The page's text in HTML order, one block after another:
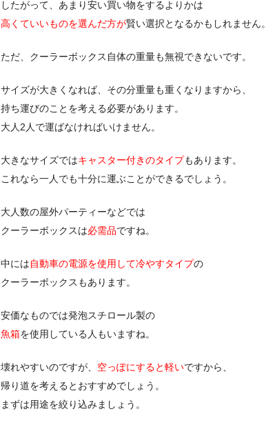
したがって、あまり安い買い物をするよりかは
高くていいものを選んだ方が賢い選択となるかもしれません。
ただ、クーラーボックス自体の重量も無視できないです。
サイズが大きくなれば、その分重量も重くなりますから、
持ち運びのことを考える必要があります。
大人2人で運ばなければいけません。
大きなサイズではキャスター付きのタイプもあります。
これなら一人でも十分に運ぶことができるでしょう。
大人数の屋外パーティーなどでは
クーラーボックスは必需品ですね。
中には自動車の電源を使用して冷やすタイプの
クーラーボックスもあります。
安価なものでは発泡スチロール製の
魚箱を使用している人もいますね。
壊れやすいのですが、 空っぽにすると軽いですから、
帰り道を考えるとおすすめでしょう。
まずは用途を絞り込みましょう。